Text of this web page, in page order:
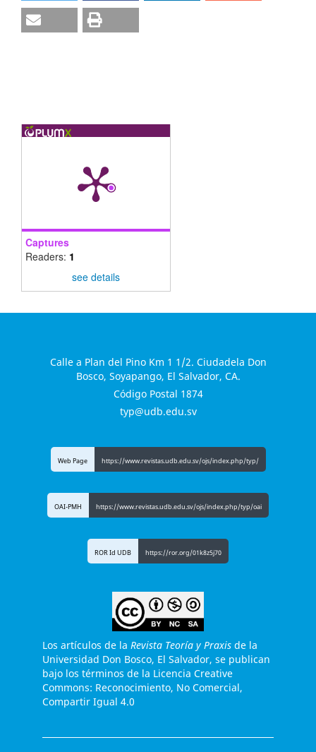
Captures
Readers: 1
see details
Calle a Plan del Pino Km 1 1/2. Ciudadela Don
Bosco, Soyapango, El Salvador, CA.
Código Postal 1874
typ@udb.edu.sv
Web Page https://www.revistas.udb.edu.sv/ojs/index.php/typ/
OAI-PMH https://www.revistas.udb.edu.sv/ojs/index.php/typ/oai
ROR Id UDB https://ror.org/01k8z5j70
Los artículos de la Revista Teoría y Praxisde la
Universidad Don Bosco, El Salvador, se publican
bajo los términos de la Licencia Creative
Commons: Reconocimiento, No Comercial,
Compartir Igual 4.0